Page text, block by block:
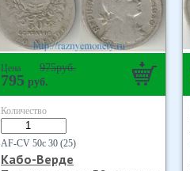
Цена 975руб.
795 руб.
Количество
AF-CV 50с 30 (25)
Кабо-Верде